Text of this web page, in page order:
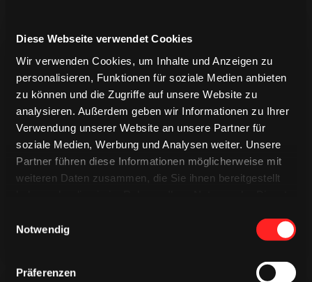
Diese Webseite verwendet Cookies
Wir verwenden Cookies, um Inhalte und Anzeigen zu
personalisieren, Funktionen für soziale Medien anbieten
zu können und die Zugriffe auf unsere Website zu
analysieren. Außerdem geben wir Informationen zu Ihrer
Verwendung unserer Website an unsere Partner für
soziale Medien, Werbung und Analysen weiter. Unsere
Partner führen diese Informationen möglicherweise mit
weiteren Daten zusammen, die Sie ihnen bereitgestellt
Notwendig
Präferenzen
TRIKOTS
TRIKOTS
TRIKOTS